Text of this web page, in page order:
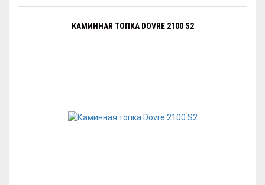
КАМИННАЯ ТОПКА DOVRE 2100 S2